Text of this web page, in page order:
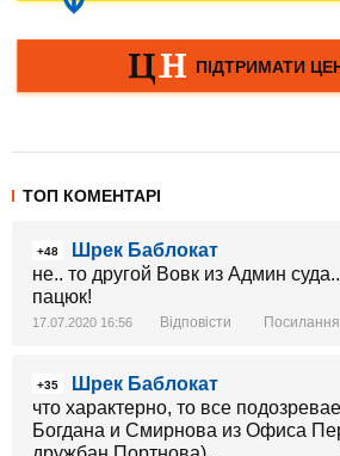
ТОП КОМЕНТАРІ
+48
Шрек Баблокат
не.. то другой Вовк из Админ
пацюк!
17.07.2020 16:56 Відповісти Посилання
+35
Шрек Баблокат
что характерно, то все
Богдана и Смирнова из Офиса